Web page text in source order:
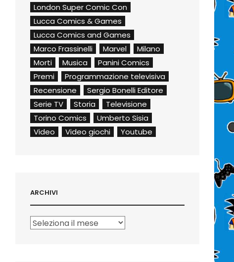
London Super Comic Con
Lucca Comics & Games
Lucca Comics and Games
Marco Frassinelli
Marvel
Milano
Morti
Musica
Panini Comics
Premi
Programmazione televisiva
Recensione
Sergio Bonelli Editore
Serie TV
Storia
Televisione
Torino Comics
Umberto Sisia
Video
Video giochi Youtube
ARCHIVI
Archivi